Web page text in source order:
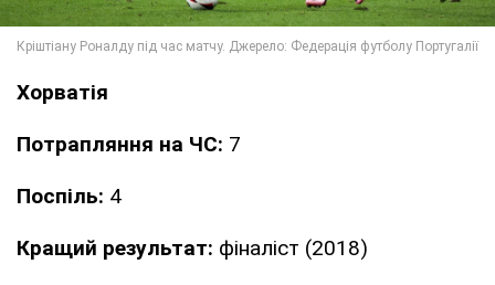
Хорватія
Потрапляння на ЧС: 7
Поспіль: 4
Кращий результат: фіналіст (2018)